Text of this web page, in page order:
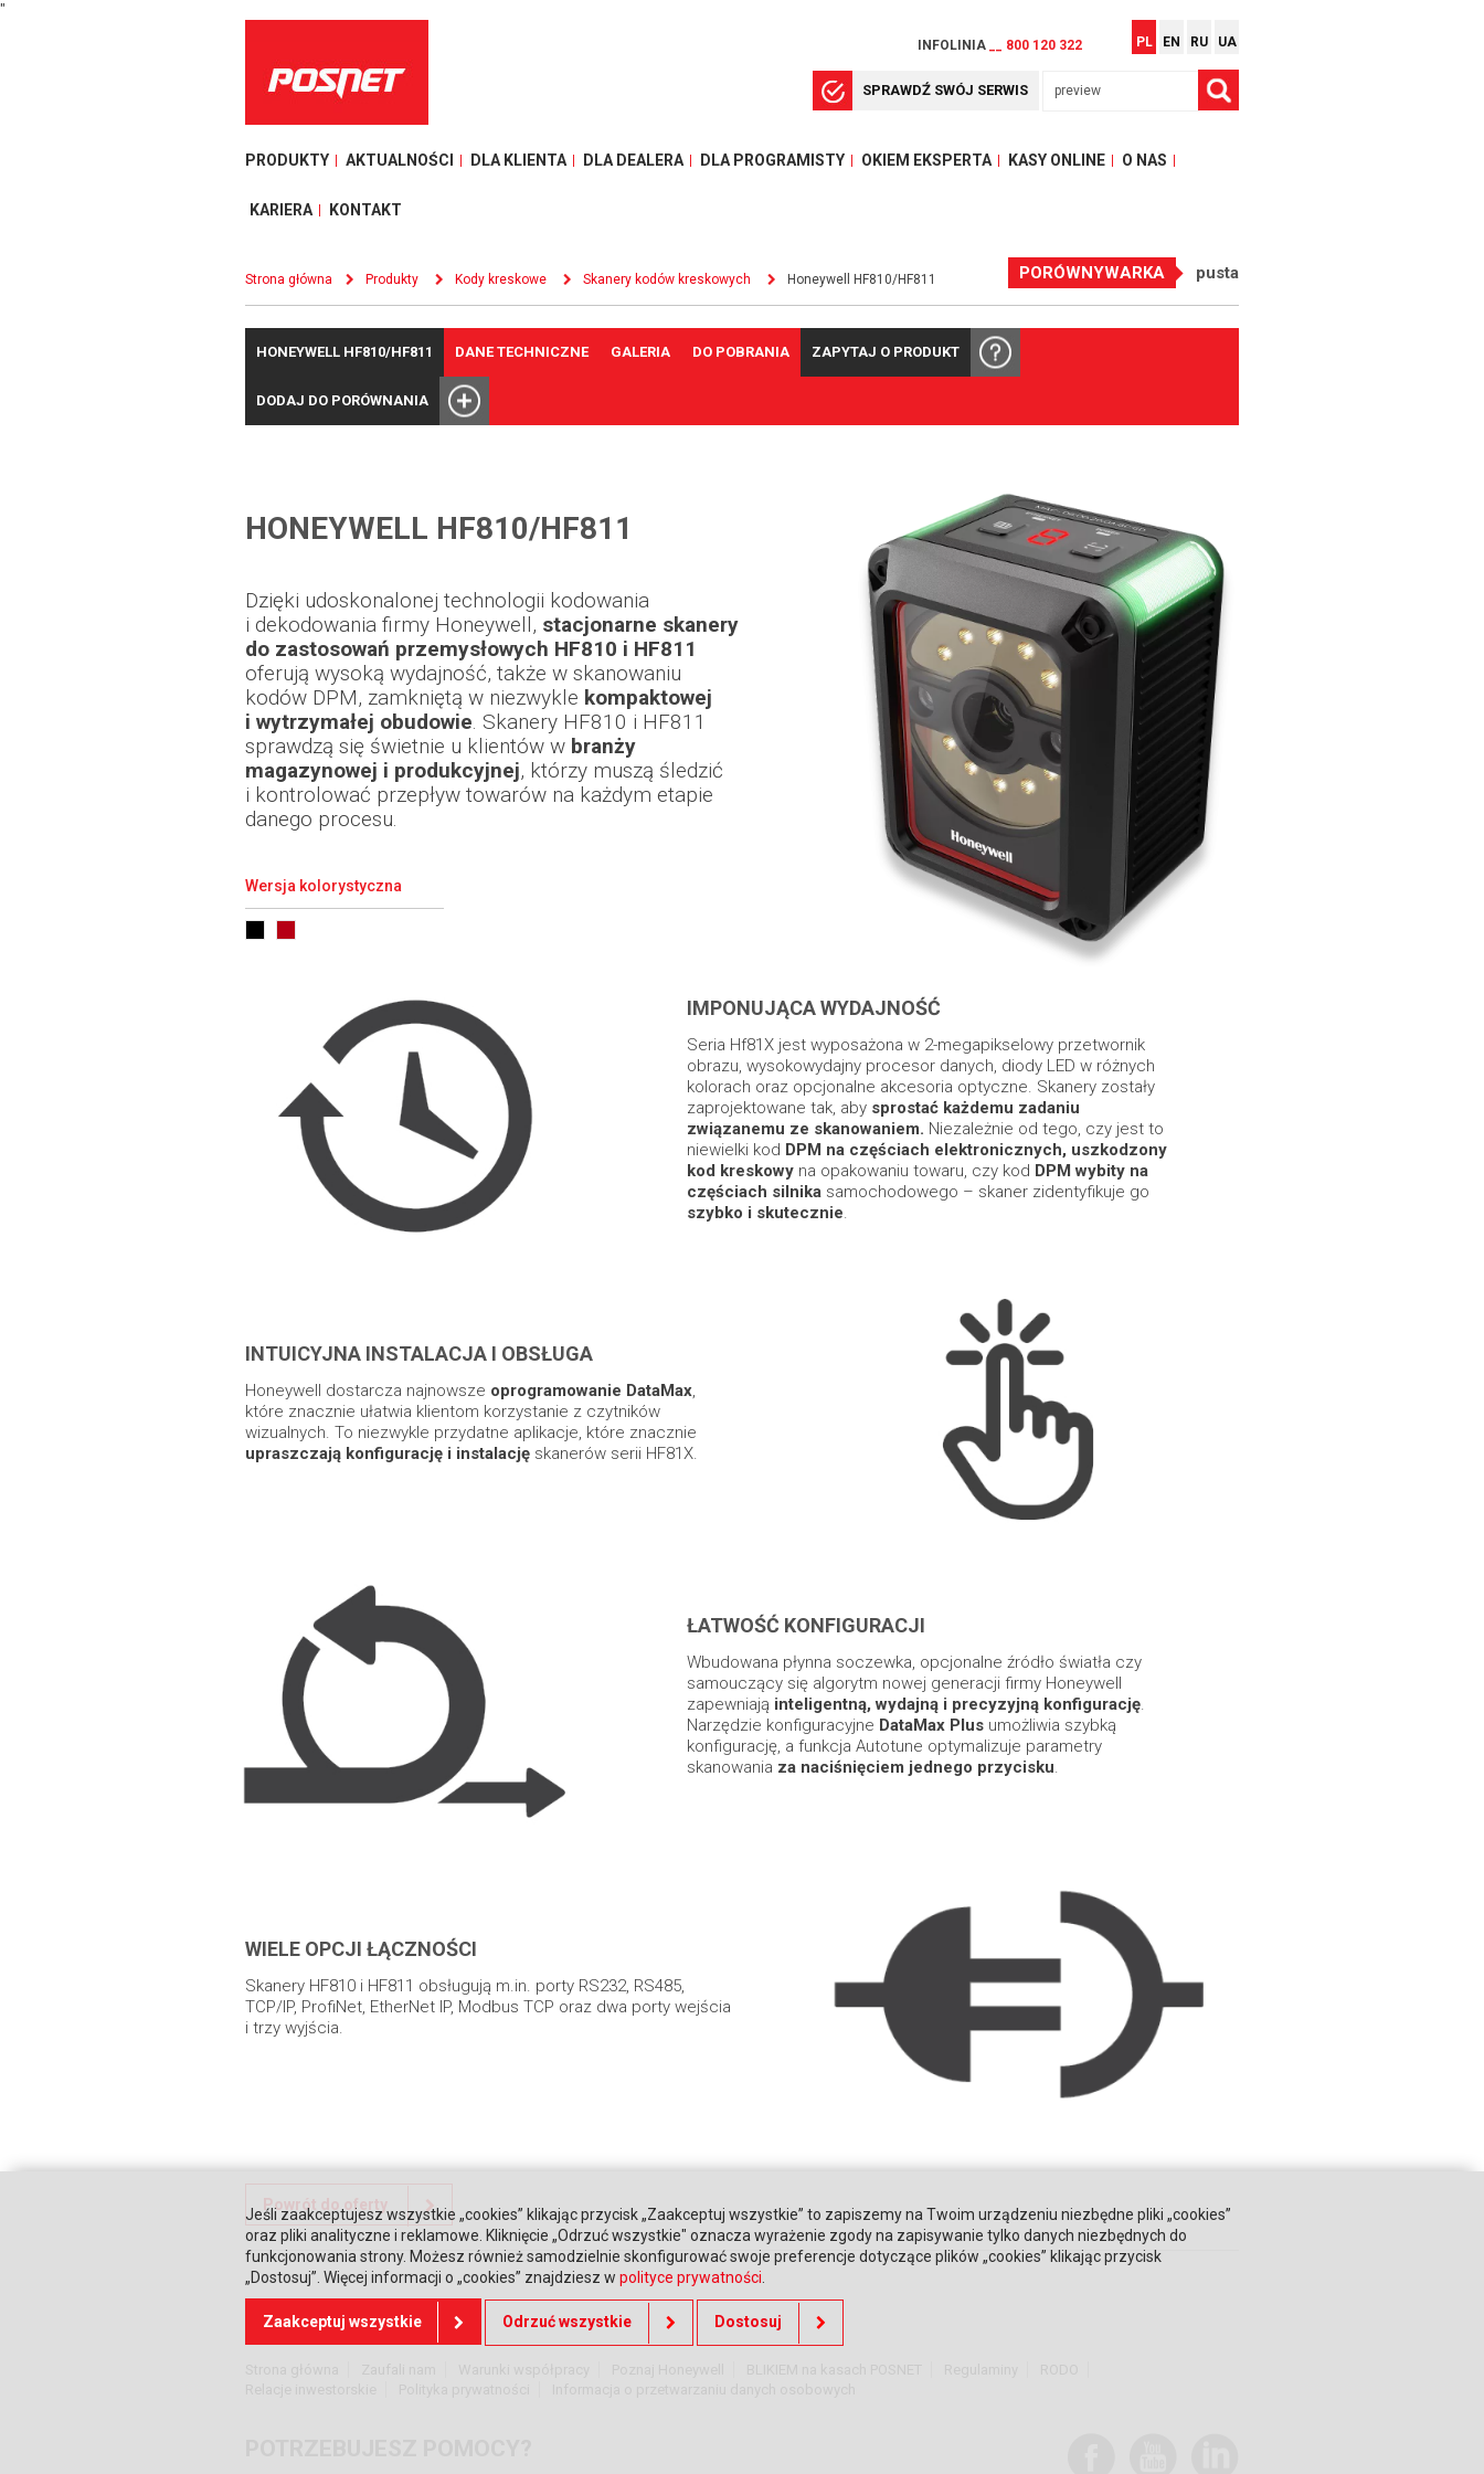
"
INFOLINIA __ 800 120 322 PL EN RU UA
SPRAWDŹ SWÓJ SERWIS
PRODUKTY AKTUALNOŚCI DLA KLIENTA DLA DEALERA DLA PROGRAMISTY OKIEM EKSPERTA KASY ONLINE O NAS
KARIERA KONTAKT
Strona główna Produkty Kody kreskowe Skanery kodów kreskowych Honeywell HF810/HF811 PORÓWNYWARKA pusta
HONEYWELL HF810/HF811 DANE TECHNICZNE GALERIA DO POBRANIA ZAPYTAJ O PRODUKT
DODAJ DO PORÓWNANIA
HONEYWELL HF810/HF811
Dzięki udoskonalonej technologii kodowania
i dekodowania firmy Honeywell, stacjonarne skanery
do zastosowań przemysłowych HF810 i HF811
oferują wysoką wydajność, także w skanowaniu
kodów DPM, zamkniętą w niezwykle kompaktowej
i wytrzymałej obudowie. Skanery HF810 i HF811
sprawdzą się świetnie u klientów w branży
magazynowej i produkcyjnej, którzy muszą śledzić
i kontrolować przepływ towarów na każdym etapie
danego procesu.
Wersja kolorystyczna
IMPONUJĄCA WYDAJNOŚĆ
Seria Hf81X jest wyposażona w 2-megapikselowy przetwornik
obrazu, wysokowydajny procesor danych, diody LED w różnych
kolorach oraz opcjonalne akcesoria optyczne. Skanery zostały
zaprojektowane tak, aby sprostać każdemu zadaniu
związanemu ze skanowaniem. Niezależnie od tego, czy jest to
niewielki kod DPM na częściach elektronicznych, uszkodzony
kod kreskowy na opakowaniu towaru, czy kod DPM wybity na
częściach silnika samochodowego – skaner zidentyfikuje go
szybko i skutecznie.
INTUICYJNA INSTALACJA I OBSŁUGA
Honeywell dostarcza najnowsze oprogramowanie DataMax,
które znacznie ułatwia klientom korzystanie z czytników
wizualnych. To niezwykle przydatne aplikacje, które znacznie
upraszczają konfigurację i instalację skanerów serii HF81X.
ŁATWOŚĆ KONFIGURACJI
Wbudowana płynna soczewka, opcjonalne źródło światła czy
samouczący się algorytm nowej generacji firmy Honeywell
zapewniają inteligentną, wydajną i precyzyjną konfigurację.
Narzędzie konfiguracyjne DataMax Plus umożliwia szybką
konfigurację, a funkcja Autotune optymalizuje parametry
skanowania za naciśnięciem jednego przycisku.
WIELE OPCJI ŁĄCZNOŚCI
Skanery HF810 i HF811 obsługują m.in. porty RS232, RS485,
TCP/IP, ProfiNet, EtherNet IP, Modbus TCP oraz dwa porty wejścia
i trzy wyjścia.
Powrót do oferty
DOWIEDZ SIĘ WIĘCEJ
Jeśli zaakceptujesz wszystkie „cookies” klikając przycisk „Zaakceptuj wszystkie” to zapiszemy na Twoim urządzeniu niezbędne pliki „cookies”
oraz pliki analityczne i reklamowe. Kliknięcie „Odrzuć wszystkie" oznacza wyrażenie zgody na zapisywanie tylko danych niezbędnych do
funkcjonowania strony. Możesz również samodzielnie skonfigurować swoje preferencje dotyczące plików „cookies” klikając przycisk
„Dostosuj”. Więcej informacji o „cookies” znajdziesz w polityce prywatności.
Zaakceptuj wszystkie Odrzuć wszystkie Dostosuj